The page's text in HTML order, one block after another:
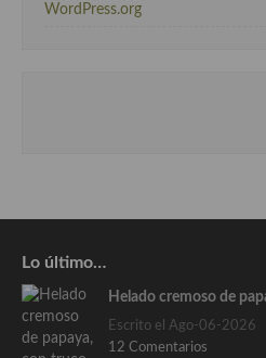
WordPress.org
Lo último…
Helado cremoso de
Escrito el Ago-06-2026
12 Comentarios